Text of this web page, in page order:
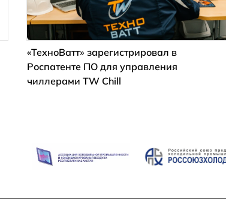
«ТехноВатт» зарегистрировал в
Роспатенте ПО для управления
чиллерами TW Chill